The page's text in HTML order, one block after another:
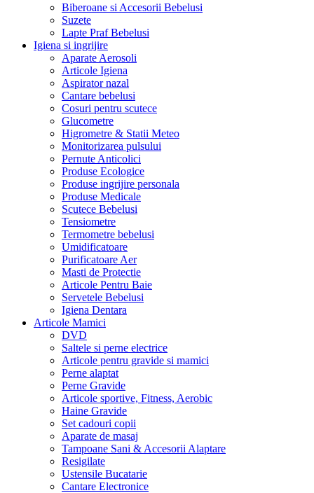
Biberoane si Accesorii Bebelusi
Suzete
Lapte Praf Bebelusi
Igiena si ingrijire
Aparate Aerosoli
Articole Igiena
Aspirator nazal
Cantare bebelusi
Cosuri pentru scutece
Glucometre
Higrometre & Statii Meteo
Monitorizarea pulsului
Pernute Anticolici
Produse Ecologice
Produse ingrijire personala
Produse Medicale
Scutece Bebelusi
Tensiometre
Termometre bebelusi
Umidificatoare
Purificatoare Aer
Masti de Protectie
Articole Pentru Baie
Servetele Bebelusi
Igiena Dentara
Articole Mamici
DVD
Saltele si perne electrice
Articole pentru gravide si mamici
Perne alaptat
Perne Gravide
Articole sportive, Fitness, Aerobic
Haine Gravide
Set cadouri copii
Aparate de masaj
Tampoane Sani & Accesorii Alaptare
Resigilate
Ustensile Bucatarie
Cantare Electronice